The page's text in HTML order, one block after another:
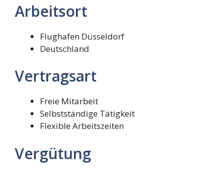
Arbeitsort
Flughafen Düsseldorf
Deutschland
Vertragsart
Freie Mitarbeit
Selbstständige Tätigkeit
Flexible Arbeitszeiten
Vergütung